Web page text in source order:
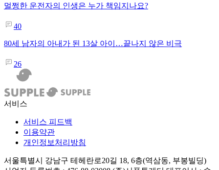
멀쩡한 운전자의 인생은 누가 책임지나요?
40
80세 남자의 아내가 된 13살 아이…끝나지 않은 비극
26
서비스
서비스 피드백
이용약관
개인정보처리방침
서울특별시 강남구 테헤란로20길 18, 6층(역삼동, 부봉빌딩)